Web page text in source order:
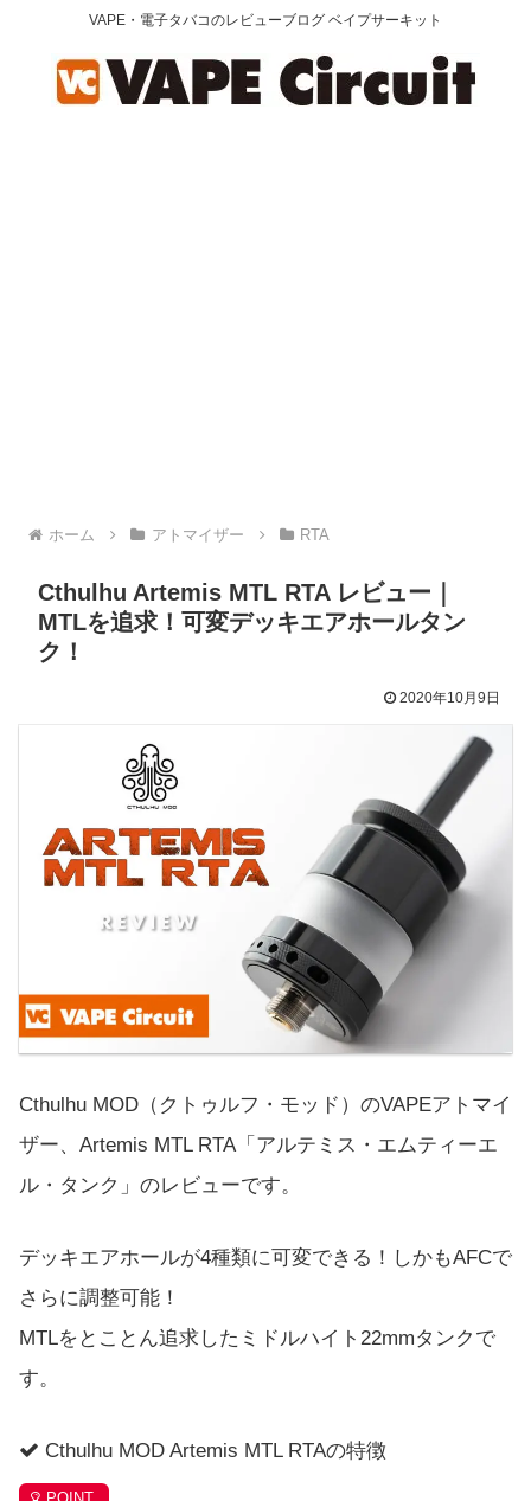
VAPE・電子タバコのレビューブログ ベイプサーキット
ホーム アトマイザー RTA
Cthulhu Artemis MTL RTA レビュー｜
MTLを追求！可変デッキエアホールタン
ク！
2020年10月9日
Cthulhu MOD（クトゥルフ・モッド）のVAPEアトマイ
ザー、Artemis MTL RTA「アルテミス・エムティーエ
ル・タンク」のレビューです。
デッキエアホールが4種類に可変できる！しかもAFCで
さらに調整可能！
MTLをとことん追求したミドルハイト22mmタンクで
す。
Cthulhu MOD Artemis MTL RTAの特徴